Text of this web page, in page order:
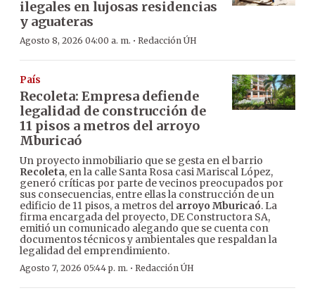
ilegales en lujosas residencias
y aguateras
Agosto 8, 2026 04:00 a. m. · Redacción ÚH
País
Recoleta: Empresa defiende
legalidad de construcción de
11 pisos a metros del arroyo
Mburicaó
Un proyecto inmobiliario que se gesta en el barrio
Recoleta, en la calle Santa Rosa casi Mariscal López,
generó críticas por parte de vecinos preocupados por
sus consecuencias, entre ellas la construcción de un
edificio de 11 pisos, a metros del arroyo Mburicaó. La
firma encargada del proyecto, DE Constructora SA,
emitió un comunicado alegando que se cuenta con
documentos técnicos y ambientales que respaldan la
legalidad del emprendimiento.
Agosto 7, 2026 05:44 p. m. · Redacción ÚH